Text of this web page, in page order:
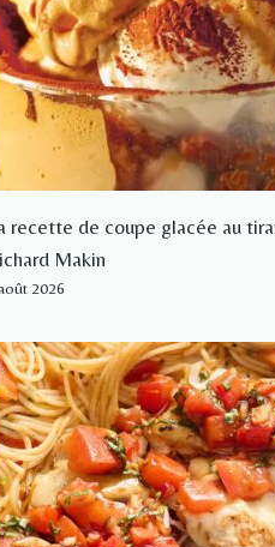
recette de coupe glacée au
Makin
2026